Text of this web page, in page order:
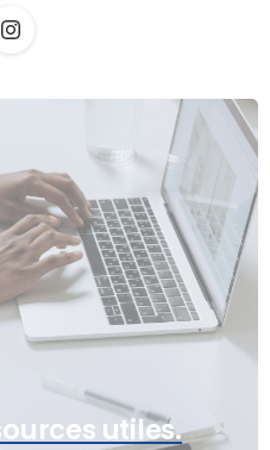
utiles.